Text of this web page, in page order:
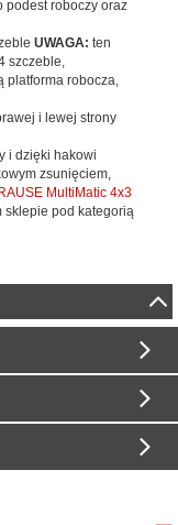
podest roboczy oraz
UWAGA: ten
szczeble,
robocza,
i lewej strony
i dzięki hakowi
zsunięciem,
MultiMatic 4x3
pod kategorią